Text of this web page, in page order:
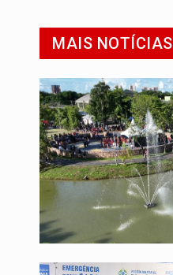
MAIS NOTÍCIAS